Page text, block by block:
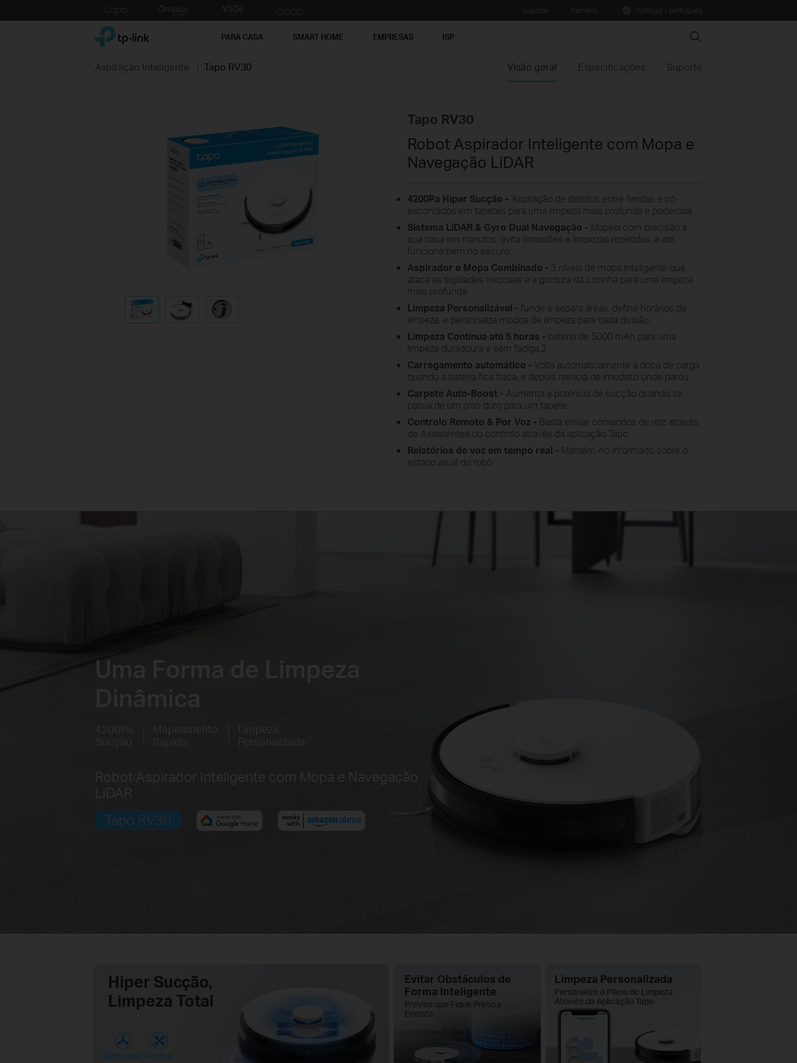
to
TP-Link, Reliably Smart PARA CASA SMART HOME EMPRESAS ISP Search
Aspiração Inteligente Tapo RV30 Visão geral Especificações Suporte
Tapo RV30
Robot Aspirador Inteligente com Mopa e
Navegação LiDAR
4200Pa Hiper Sucção - Aspiração de detritos entre fendas e pó
escondidos em tapetes para uma limpeza mais profunda e poderosa.
Sistema LiDAR & Gyro Dual Navegação - Mapeia com precisão a
sua casa em minutos, evita omissões e limpezas repetidas, e até
funciona bem no escuro.
Aspirador e Mopa Combinado - 3 níveis de mopa inteligente que
ataca as sujidades viscosas e a gordura da cozinha para uma limpeza
mais profunda.
Limpeza Personalizável - funde e separa áreas, define horários de
limpeza, e personaliza modos de limpeza para cada divisão.
Limpeza Contínua até 5 horas - bateria de 5000 mAh para uma
limpeza duradoura e sem fadiga.2
Carregamento automático - Volta automaticamente à doca de carga
quando a bateria fica fraca, e depois reinicia de imediato onde parou.
Carpete Auto-Boost - Aumenta a potência de sucção quando se
passa de um piso duro para um tapete.
Controlo Remoto & Por Voz - Basta enviar comandos de voz através
de Assistentes ou controlo através da aplicação Tapo.
Relatórios de voz em tempo real - Mantém-no informado sobre o
estado atual do robô.
Uma Forma de Limpeza
Tapo RV30
Hiper Sucção,
Limpeza Total
Silêncioso Normal
Evitar Obstáculos de
Forma Inteligente
Previne que Fique Preso e
Embata
Limpeza Personalizada
Personalize o Plano de Limpeza
Através da Aplicação Tapo